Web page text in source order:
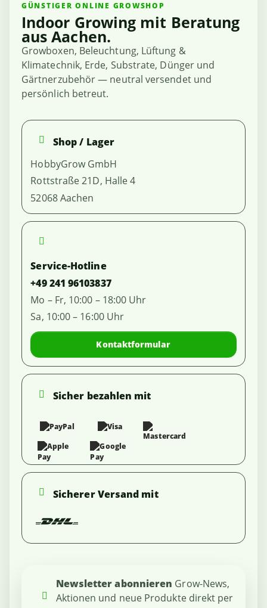
GÜNSTIGER ONLINE GROWSHOP
Indoor Growing mit Beratung
aus Aachen.
Growboxen, Beleuchtung, Lüftung &
Klimatechnik, Erde, Substrate, Dünger und
Gärtnerzubehör — neutral versendet und
persönlich betreut.
Shop / Lager
HobbyGrow GmbH
Rottstraße 21D, Halle 4
52068 Aachen
Service-Hotline
+49 241 96103837
Mo – Fr, 10:00 – 18:00 Uhr
Sa, 10:00 – 16:00 Uhr
Kontaktformular
Sicher bezahlen mit
Sicherer Versand mit
Newsletter abonnieren Grow-News,
Aktionen und neue Produkte direkt per